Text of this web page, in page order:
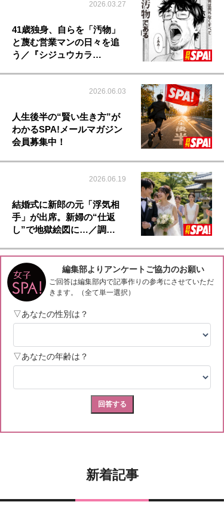
2026.03.27
41歳独身、自らを「汚物」
と蔑む営業マンの日々を追
う／『シジュウカラ…
2026.06.03
人生後半の“賢い生き方”が
わかるSPA!メールマガジン
会員募集中！
2026.06.19
結婚式に新郎の元「浮気相
手」が出席。新婦の“仕返
し”で地獄絵図に…／調…
新着記事